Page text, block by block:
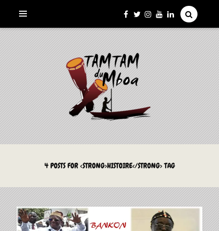
LE TAMTAM DU MBOA
La Culture du Mboa Dévoilée !
4 POSTS FOR <STRONG>HISTOIRE</STRONG> TAG